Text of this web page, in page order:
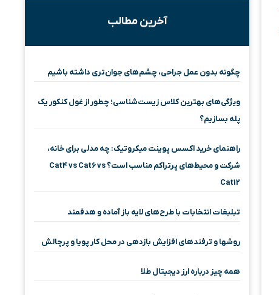
آخرین مطالب
چگونه بدون عمل جراحی، چشم‌های جوان‌تری داشته باشیم
ویژگی‌های بهترین کلاس زیست‌شناسی؛ چطور از غول کنکور یک
پله بسازیم؟
راهنمای خرید اکسس پوینت میکروتیک: چه مدلی برای خانه،
شرکت و محیط‌های پرتراکم مناسب است؟ Cat4 vs Cat6 vs
Cat12
تبلیغات انتخابات با طرح‌های لایه باز آماده و هدفمند
روشها و ترفندهای افزایش بازدهی در محل کار پویا و پرچالش
همه چیز درباره ارز دیجیتال طلا